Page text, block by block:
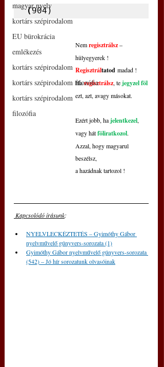
magyar nyelv
kortárs szépirodalom
EU bürokrácia
emlékezés
kortárs szépirodalom
kortárs szépirodalom filozófia
kortárs szépirodalom
filozófia
(904)
Nem regisztrálsz –
hülyegyerek !
Regisztráltatod madad !
Ha regisztrálsz, te jegyzel föl
ezt, azt, avagy másokat.
Ezért jobb, ha jelentkezel,
vagy hát föliratkozol.
Azzal, hogy magyarul
beszélsz,
a hazádnak tartozol !
Kapcsolódó írásunk:
NYELVLECKÉZTETÉS – Gyimóthy Gábor
nyelvművelő gúnyvers-sorozata (1)
Gyimóthy Gábor nyelvművelő gúnyvers-sorozata
(542) – Jó hír sorozatunk olvasóinak